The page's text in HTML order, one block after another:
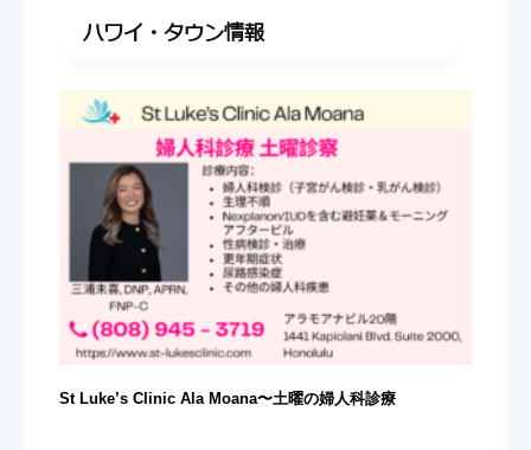
ハワイ・タウン情報
St Luke’s Clinic Ala Moana〜土曜の婦人科診療